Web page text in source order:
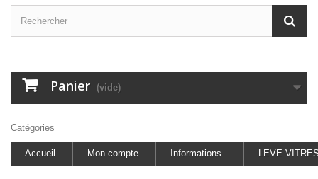
Panier (vide)
Catégories
Accueil Mon compte Informations LEVE